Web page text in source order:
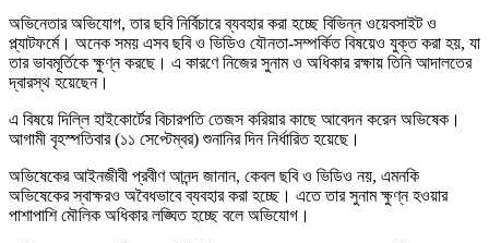
অভিনেতার অভিযোগ, তার ছবি নির্বিচারে ব্যবহার করা হচ্ছে বিভিন্ন ওয়েবসাইট ও
প্ল্যাটফর্মে। অনেক সময় এসব ছবি ও ভিডিও যৌনতা-সম্পর্কিত বিষয়েও যুক্ত করা হয়, যা
তার ভাবমূর্তিকে ক্ষুণ্ন করছে। এ কারণে নিজের সুনাম ও অধিকার রক্ষায় তিনি আদালতের
দ্বারস্থ হয়েছেন।
এ বিষয়ে দিল্লি হাইকোর্টের বিচারপতি তেজস করিয়ার কাছে আবেদন করেন অভিষেক।
আগামী বৃহস্পতিবার (১১ সেপ্টেম্বর) শুনানির দিন নির্ধারিত হয়েছে।
অভিষেকের আইনজীবী প্রবীণ আনন্দ জানান, কেবল ছবি ও ভিডিও নয়, এমনকি
অভিষেকের স্বাক্ষরও অবৈধভাবে ব্যবহার করা হচ্ছে। এতে তার সুনাম ক্ষুণ্ন হওয়ার
পাশাপাশি মৌলিক অধিকার লঙ্ঘিত হচ্ছে বলে অভিযোগ।